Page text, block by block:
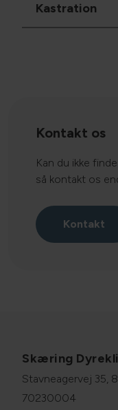
Kastration
Kontakt os
Kan du ikke
så kontakt os
Kontakt
Skæring
Stavneagervej 35,
70230004